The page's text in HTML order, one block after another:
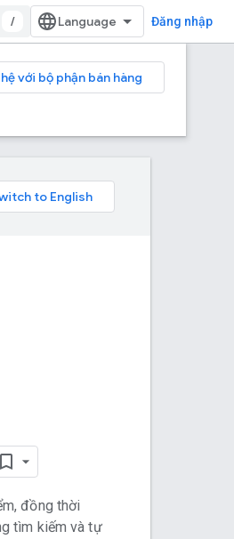
/ Đăng nhập
với bộ phận bán hàng
đồng thời
tìm kiếm và tự